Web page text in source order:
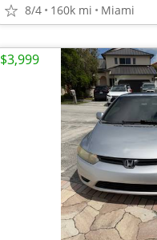
8/4 160k mi Miami
$3,999